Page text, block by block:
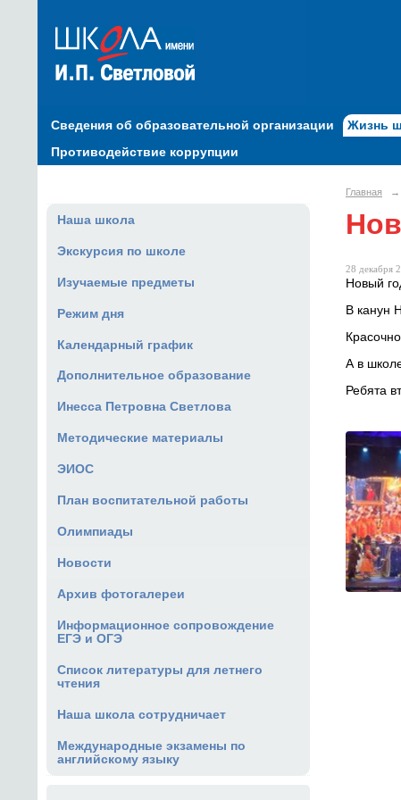
Сведения об образовательной организации Жизнь
Противодействие коррупции
Наша школа
Экскурсия по школе
Изучаемые предметы
Режим дня
Календарный график
Дополнительное образование
Инесса Петровна Светлова
Методические материалы
ЭИОС
План воспитательной работы
Олимпиады
Новости
Архив фотогалереи
Информационное сопровождение
ЕГЭ и ОГЭ
Список литературы для летнего
чтения
Наша школа сотрудничает
Международные экзамены по
английскому языку
Главная →
28 декабря
Новый
В канун
А в
Ребята